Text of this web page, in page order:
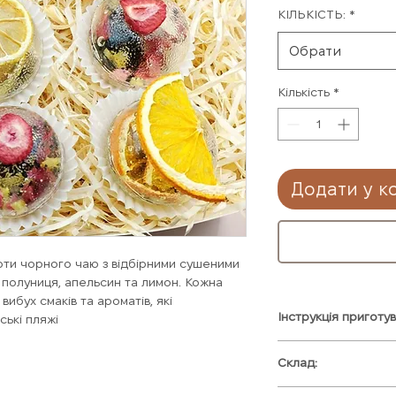
чорного чаю з відбірними сушеними
апельсин та лимон. Кожна
смаків та ароматів, які
пляжі
КІЛЬКІСТЬ: *
Обрати
Кількість *
Додати у
Інструкція
1) Помістити чай-
2) Заливати
Склад: